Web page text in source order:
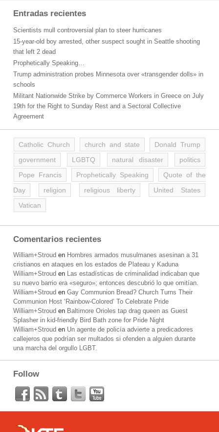
Entradas recientes
Scientists mull controversial plan to steer hurricanes
15-year-old boy arrested, other suspect sought in Seattle shooting
that left 2 dead
Prophetically Speaking…
Trump administration probes Minnesota over «transgender dolls» in
schools
Militant Nationwide Strike by Commerce Workers in Greece on July
19th for the Right to Sunday Rest and a Sectoral Collective
Agreement
Catholic Church church and state
Donald Trump
government
LGBTQ natural disaster
politics
Pope Francis
Prophetically Speaking
Quote of the
Day
religion religious liberty
United States
Vatican
Comentarios recientes
William+Stroud en Hombres armados musulmanes asesinan a 31
cristianos en ataques en los estados de Plateau y Kaduna
William+Stroud en Las estadísticas de criminalidad indicaban que
su nuevo barrio era «seguro»; entonces descubrió lo que omitían.
William+Stroud en Gay Communion Bread? Church Turns Their
Communion Host ‘Rainbow-Colored’ To Celebrate Pride
William+Stroud en Baltimore Orioles tap drag queen as Guest
Splasher in kid-friendly Bird Bath zone for Pride Night
William+Stroud en Un agente de policía advierte a predicadores
callejeros que podrían ser multados si ofenden a alguien durante
una marcha del orgullo LGBT.
Follow